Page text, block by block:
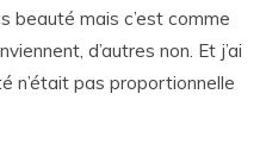
beauté mais c’est comme
d’autres non. Et j’ai
n’était pas proportionnelle